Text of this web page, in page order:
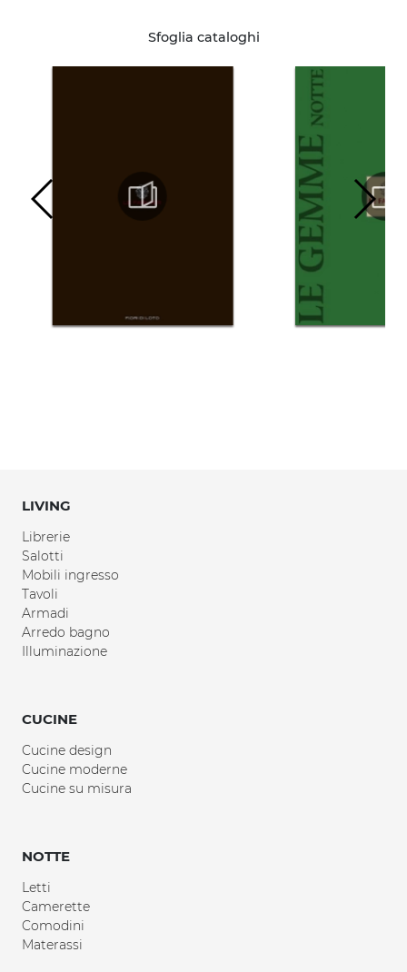
Sfoglia cataloghi
LIVING
Librerie
Salotti
Mobili ingresso
Tavoli
Armadi
Arredo bagno
Illuminazione
CUCINE
Cucine design
Cucine moderne
Cucine su misura
NOTTE
Letti
Camerette
Comodini
Materassi